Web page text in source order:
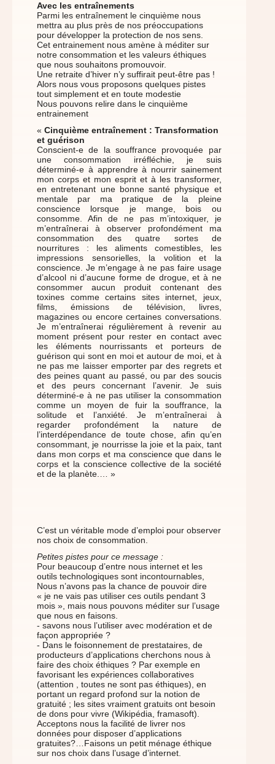
Avec les entraînements
Parmi les entraînement le cinquième nous
mettra au plus près de nos préoccupations
pour développer la protection de nos sens.
Cet entrainement nous amène à méditer sur
notre consommation et les valeurs éthiques
que nous souhaitons promouvoir.
Une retraite d’hiver n’y suffirait peut-être pas !
Alors nous vous proposons quelques pistes
tout simplement et en toute modestie
Nous pouvons relire dans le cinquième
entrainement
« Cinquième entraînement : Transformation
et guérison
Conscient-e de la souffrance provoquée par
une consommation irréfléchie, je suis
déterminé-e à apprendre à nourrir sainement
mon corps et mon esprit et à les transformer,
en entretenant une bonne santé physique et
mentale par ma pratique de la pleine
conscience lorsque je mange, bois ou
consomme. Afin de ne pas m’intoxiquer, je
m’entraînerai à observer profondément ma
consommation des quatre sortes de
nourritures : les aliments comestibles, les
impressions sensorielles, la volition et la
conscience. Je m’engage à ne pas faire usage
d’alcool ni d’aucune forme de drogue, et à ne
consommer aucun produit contenant des
toxines comme certains sites internet, jeux,
films, émissions de télévision, livres,
magazines ou encore certaines conversations.
Je m’entraînerai régulièrement à revenir au
moment présent pour rester en contact avec
les éléments nourrissants et porteurs de
guérison qui sont en moi et autour de moi, et à
ne pas me laisser emporter par des regrets et
des peines quant au passé, ou par des soucis
et des peurs concernant l’avenir. Je suis
déterminé-e à ne pas utiliser la consommation
comme un moyen de fuir la souffrance, la
solitude et l’anxiété. Je m’entraînerai à
regarder profondément la nature de
l’interdépendance de toute chose, afin qu’en
consommant, je nourrisse la joie et la paix, tant
dans mon corps et ma conscience que dans le
corps et la conscience collective de la société
et de la planète.… »
C’est un véritable mode d’emploi pour observer
nos choix de consommation.
Petites pistes pour ce message :
Pour beaucoup d’entre nous internet et les
outils technologiques sont incontournables,
Nous n’avons pas la chance de pouvoir dire
« je ne vais pas utiliser ces outils pendant 3
mois », mais nous pouvons méditer sur l’usage
que nous en faisons.
- savons nous l’utiliser avec modération et de
façon appropriée ?
- Dans le foisonnement de prestataires, de
producteurs d’applications cherchons nous à
faire des choix éthiques ? Par exemple en
favorisant les expériences collaboratives
(attention , toutes ne sont pas éthiques), en
portant un regard profond sur la notion de
gratuité ; les sites vraiment gratuits ont besoin
de dons pour vivre (Wikipédia, framasoft).
Acceptons nous la facilité de livrer nos
données pour disposer d’applications
gratuites?…Faisons un petit ménage éthique
sur nos choix dans l’usage d’internet.